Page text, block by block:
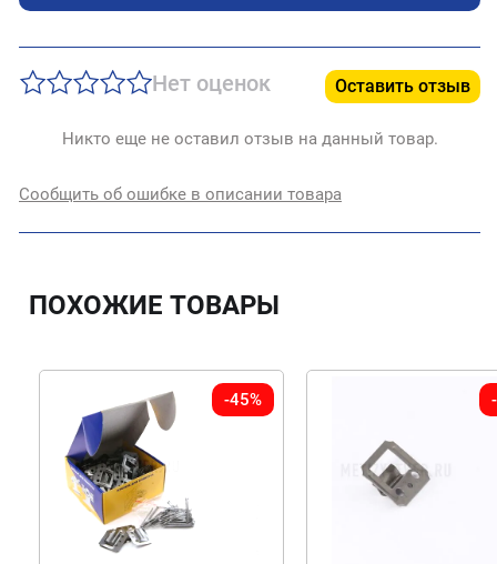
Нет оценок Оставить отзыв
Никто еще не оставил отзыв на данный товар.
Сообщить об ошибке в описании товара
ПОХОЖИЕ ТОВАРЫ
-45%